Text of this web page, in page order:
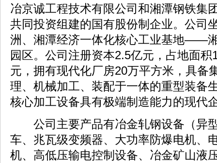
冶京诚工程技术有限公司和湘潭钢铁集
共同投资组建的国有股份制企业。公司
洲、湘潭经济一体化核心工业基地——
园区。公司注册资本2.5亿元，占地面积
元，拥有现代化厂房20万平方米，具备
理、机械加工、装配于一体的重型装备
核心加工设备具有极端制造能力的现代
公司主要产品有冶金轧钢设备（异
车、兆瓦级变频器、大功率防爆电机、
机、高低压输电控制设备、冶金矿山液